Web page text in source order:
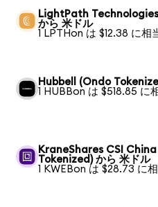
LightPath
から 米ドル
1 LPTHon は $12.38 に相
Hubbell (Ondo
1 HUBBon は $518.85 に
KraneShares CSI
Tokenized) から 米ドル
1 KWEBon は $28.73 に